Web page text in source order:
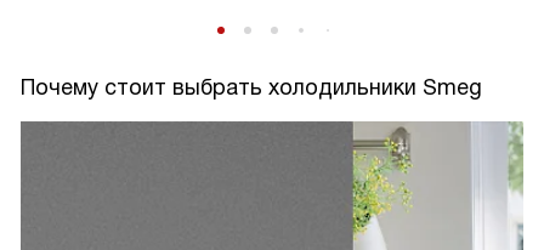
Почему стоит выбрать холодильники Smeg